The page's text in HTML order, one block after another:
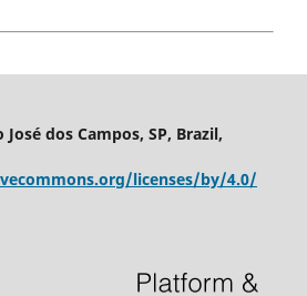
José dos Campos, SP, Brazil,
licenses/by/4.0/